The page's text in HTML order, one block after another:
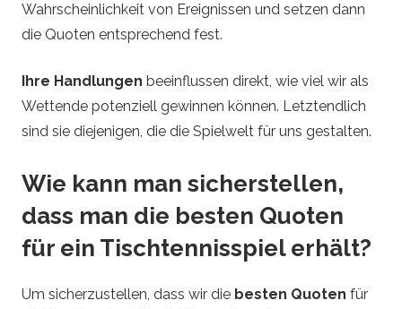
Wahrscheinlichkeit von Ereignissen und setzen dann
die Quoten entsprechend fest.
Ihre Handlungen beeinflussen direkt, wie viel wir als
Wettende potenziell gewinnen können. Letztendlich
sind sie diejenigen, die die Spielwelt für uns gestalten.
Wie kann man sicherstellen,
dass man die besten Quoten
für ein Tischtennisspiel erhält?
Um sicherzustellen, dass wir die besten Quoten für